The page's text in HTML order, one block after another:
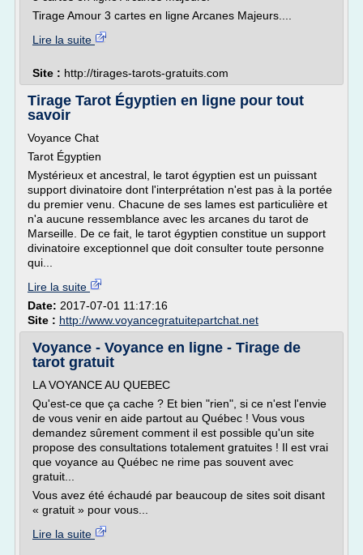
Tirage Amour 3 cartes en ligne Arcanes Majeurs....
Lire la suite
Site : http://tirages-tarots-gratuits.com
Tirage Tarot Égyptien en ligne pour tout
savoir
Voyance Chat
Tarot Égyptien
Mystérieux et ancestral, le tarot égyptien est un puissant
support divinatoire dont l'interprétation n'est pas à la portée
du premier venu. Chacune de ses lames est particulière et
n'a aucune ressemblance avec les arcanes du tarot de
Marseille. De ce fait, le tarot égyptien constitue un support
divinatoire exceptionnel que doit consulter toute personne
qui...
Lire la suite
Date: 2017-07-01 11:17:16
Site : http://www.voyancegratuitepartchat.net
Voyance - Voyance en ligne - Tirage de
tarot gratuit
LA VOYANCE AU QUEBEC
Qu'est-ce que ça cache ? Et bien "rien", si ce n'est l'envie
de vous venir en aide partout au Québec ! Vous vous
demandez sûrement comment il est possible qu'un site
propose des consultations totalement gratuites ! Il est vrai
que voyance au Québec ne rime pas souvent avec
gratuit...
Vous avez été échaudé par beaucoup de sites soit disant
« gratuit » pour vous...
Lire la suite